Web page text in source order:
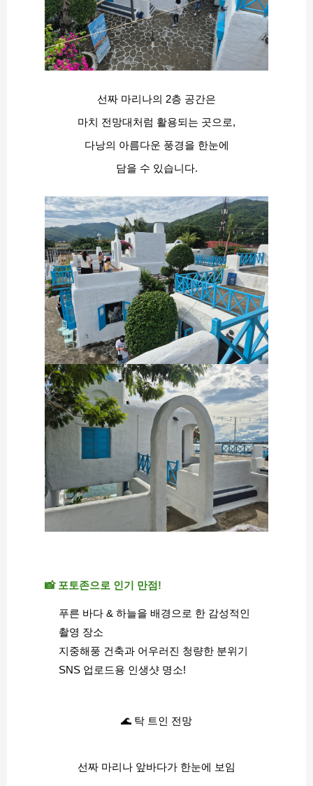
선짜 마리나의 2층 공간은
마치 전망대처럼 활용되는 곳으로,
다낭의 아름다운 풍경을 한눈에
담을 수 있습니다.
📸 포토존으로 인기 만점!
푸른 바다 & 하늘을 배경으로 한 감성적인
촬영 장소
지중해풍 건축과 어우러진 청량한 분위기
SNS 업로드용 인생샷 명소!
🌊 탁 트인 전망
선짜 마리나 앞바다가 한눈에 보임